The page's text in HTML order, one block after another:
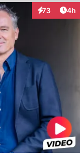
73
Interaktionen
4h